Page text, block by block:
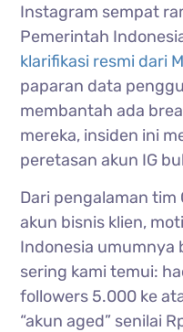
Instagram sempat
Pemerintah
klarifikasi resmi dari
paparan data
membantah ada
mereka, insiden ini
peretasan akun IG
Dari pengalaman
akun bisnis klien,
Indonesia umumnya
sering kami temui:
followers 5.000 ke
“akun aged” senilai